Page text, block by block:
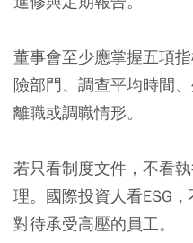
董事會至少應掌握五項
險部門、調查平均時間
離職或調職情形。
若只看制度文件，不看
理。國際投資人看ESG
對待承受高壓的員工。